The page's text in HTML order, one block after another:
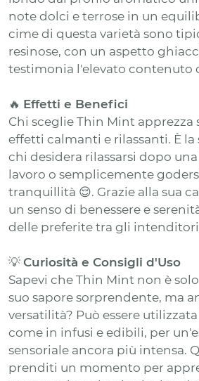
note dolci e terrose in un
cime di questa varietà sono
resinose, con un aspetto
testimonia l'elevato contenuto
🔥 Effetti e Benefici
Chi sceglie Thin Mint apprezza
effetti calmanti e rilassanti. È la
chi desidera rilassarsi dopo
lavoro o semplicemente
tranquillità 😌. Grazie alla sua
un senso di benessere e
delle preferite tra gli
💡 Curiosità e Consigli d'Uso
Sapevi che Thin Mint non è
suo sapore sorprendente, ma
versatilità? Può essere
come in infusi e edibili, per
sensoriale ancora più intensa.
prenditi un momento per